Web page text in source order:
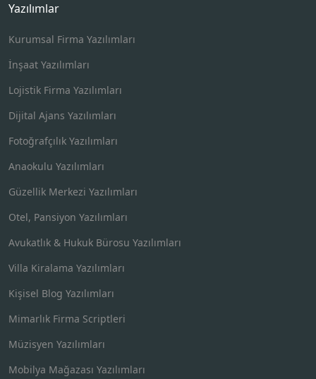
Yazılımlar
Kurumsal Firma Yazılımları
İnşaat Yazılımları
Lojistik Firma Yazılımları
Dijital Ajans Yazılımları
Fotoğrafçılık Yazılımları
Anaokulu Yazılımları
Güzellik Merkezi Yazılımları
Otel, Pansiyon Yazılımları
Avukatlık & Hukuk Bürosu Yazılımları
Villa Kiralama Yazılımları
Kişisel Blog Yazılımları
Mimarlık Firma Scriptleri
Müzisyen Yazılımları
Mobilya Mağazası Yazılımları